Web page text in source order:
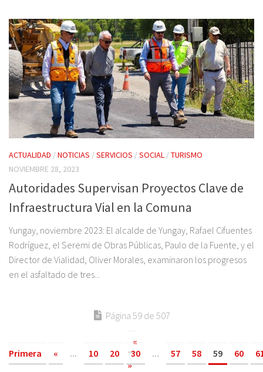
ACTUALIDAD /NOTICIAS /SERVICIOS /SOCIAL /TURISMO
NOVIEMBRE 28, 2023
Autoridades Supervisan Proyectos Clave de
Infraestructura Vial en la Comuna
Yungay, noviembre 2023: El alcalde de Yungay, Rafael Cifuentes
Rodríguez, el Seremi de Obras Públicas, Paulo de la Fuente, y el
Director de Vialidad, Oliver Morales, examinaron los progresos
en el asfaltado de tres...
Página 59 de 507
«
Primera
« ... 10 20 30 ... 57 58 59 60
»